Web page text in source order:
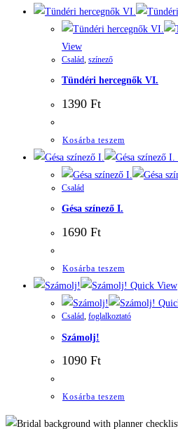
View
Család színező
Tündéri hercegnők VI.
1390 Ft
Kosárba teszem
Család
Gésa színező I.
1690 Ft
Kosárba teszem
Quick View
Család, foglalkoztató
Számolj!
1090 Ft
Kosárba teszem